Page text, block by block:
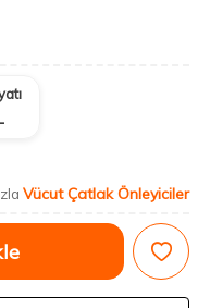
Vücut Çatlak Önleyiciler